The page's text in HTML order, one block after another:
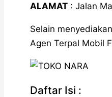
ALAMAT : Jalan
Selain
Agen Terpal Mobil
Daftar Isi :